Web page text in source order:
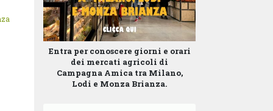
Entra per conoscere giorni e orari
dei mercati agricoli di
Campagna Amica tra Milano,
Lodi e Monza Brianza.